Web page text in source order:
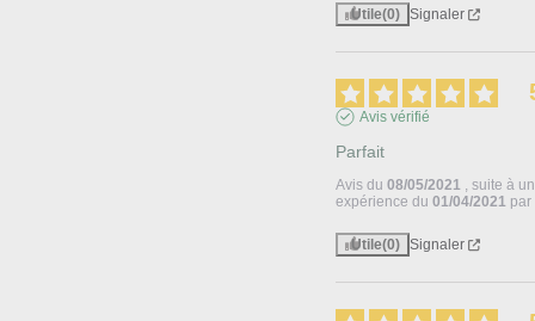
Utile(0) Signaler
Avis vérifié
Parfait
Avis du08/05/2021 , suite à
expérience du01/04/2021 par
Utile(0) Signaler